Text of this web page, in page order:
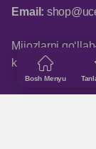
Bosh Menyu
Email:
Mijozlarni
kunlari 9:00 dan